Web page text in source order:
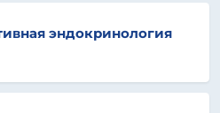
эндокринология